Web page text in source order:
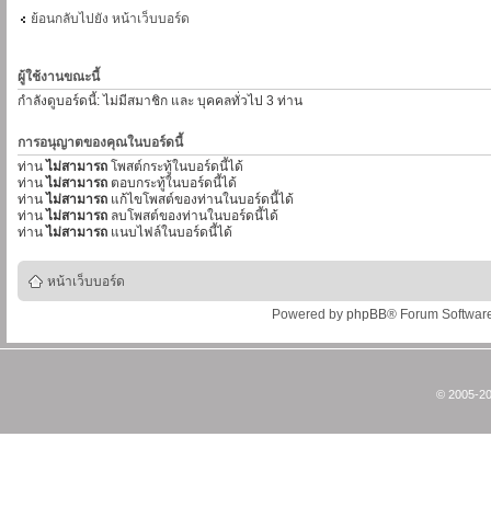
ย้อนกลับไปยัง หน้าเว็บบอร์ด
ผู้ใช้งานขณะนี้
กำลังดูบอร์ดนี้: ไม่มีสมาชิก และ บุคคลทั่วไป 3 ท่าน
การอนุญาตของคุณในบอร์ดนี้
ท่าน ไม่สามารถ โพสต์กระทู้ในบอร์ดนี้ได้
ท่าน ไม่สามารถ ตอบกระทู้ในบอร์ดนี้ได้
ท่าน ไม่สามารถ แก้ไขโพสต์ของท่านในบอร์ดนี้ได้
ท่าน ไม่สามารถ ลบโพสต์ของท่านในบอร์ดนี้ได้
ท่าน ไม่สามารถ แนบไฟล์ในบอร์ดนี้ได้
หน้าเว็บบอร์ด
Powered by phpBB® Forum
© 2005-